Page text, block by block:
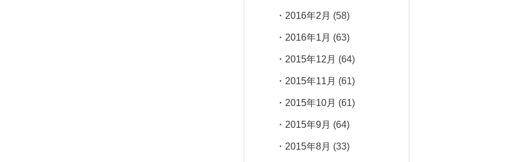
2016年2月 (58)
2016年1月 (63)
2015年12月 (64)
2015年11月 (61)
2015年10月 (61)
2015年9月 (64)
2015年8月 (33)